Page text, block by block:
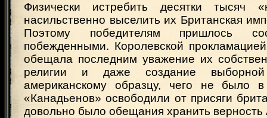
Физически истребить десятки тысяч
насильственно выселить их Британская
Поэтому победителям пришлось
побежденными. Королевской
обещала последним уважение их
религии и даже создание
американскому образцу, чего не было
«Канадьенов» освободили от присяги
довольно было обещания хранить верность